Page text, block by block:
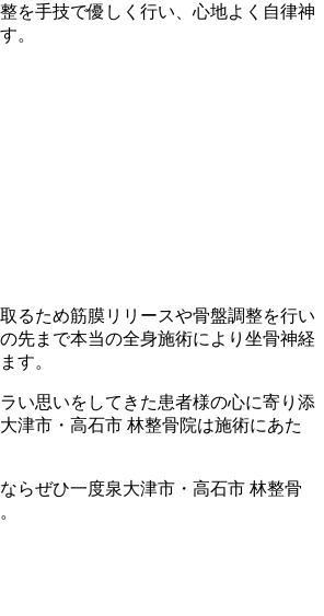
を手技で優しく行い、心地よく自律神
。
るため筋膜リリースや骨盤調整を行い
先まで本当の全身施術により坐骨神経
す。
い思いをしてきた患者様の心に寄り添
津市・高石市 林整骨院は施術にあた
らぜひ一度泉大津市・高石市 林整骨